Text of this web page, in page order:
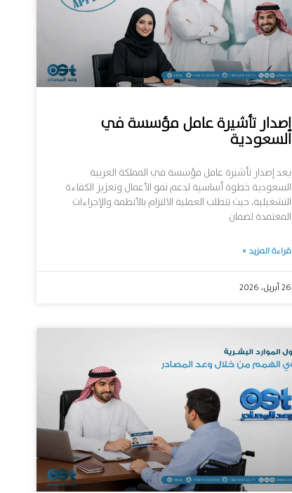
إصدار تأشيرة عامل مؤسسة في
السعودية
يعد إصدار تأشيرة عامل مؤسسة في المملكة العربية
السعودية خطوة أساسية لدعم نمو الأعمال وتعزيز الكفاءة
التشغيلية، حيث تتطلب العملية الالتزام بالأنظمة والإجراءات
المعتمدة لضمان
قراءة المزيد »
26 أبريل، 2026